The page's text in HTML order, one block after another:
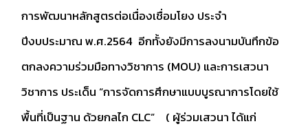
การพัฒนาหลักสูตรต่อเนื่องเชื่อมโยง ประจำ
ปีงบประมาณ พ.ศ.2564 อีกทั้งยังมีการลงนามบันทึกข้อ
ตกลงความร่วมมือทางวิชาการ (MOU) และการเสวนา
วิชาการ ประเด็น “การจัดการศึกษาแบบบูรณาการโดยใช้
พื้นที่เป็นฐาน ด้วยกลไก CLC” ( ผู้ร่วมเสวนา ได้แก่